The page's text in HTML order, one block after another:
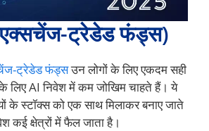
ट्रेडेड फंड्स)
ट्रेडेड फंड्सउन लोगों के लिए एकदम सही
लिए AI निवेश में कम जोखिम चाहते हैं। ये
स्टॉक्स को एक साथ मिलाकर बनाए जाते
कई क्षेत्रों में फैल जाता है।